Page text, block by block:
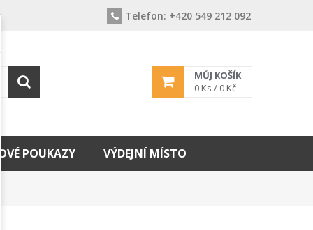
Telefon: +420 549 212 092
MŮJ KOŠÍK
0 Ks / 0 Kč
POUKAZY VÝDEJNÍ MÍSTO